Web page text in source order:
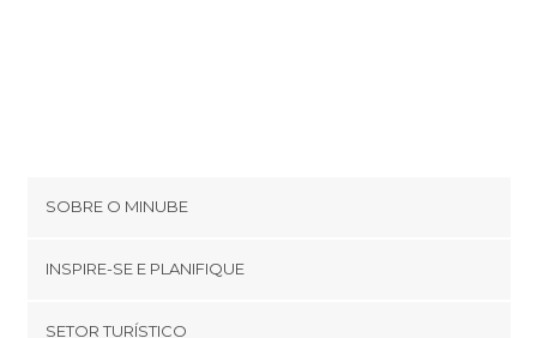
SOBRE O MINUBE
INSPIRE-SE E PLANIFIQUE
footer@item_discovertips_anchor
SETOR TURÍSTICO